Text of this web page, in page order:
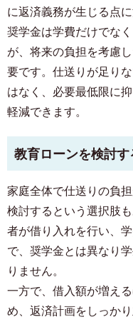
に返済義務が生じる点に
奨学金は学費だけでな
が、将来の負担を考慮
要です。仕送りが足り
はなく、必要最低限に
軽減できます。
教育ローンを検討す
家庭全体で仕送りの負
検討するという選択肢
者が借り入れを行い、
で、奨学金とは異なり
りません。
一方で、借入額が増え
め、返済計画をしっか